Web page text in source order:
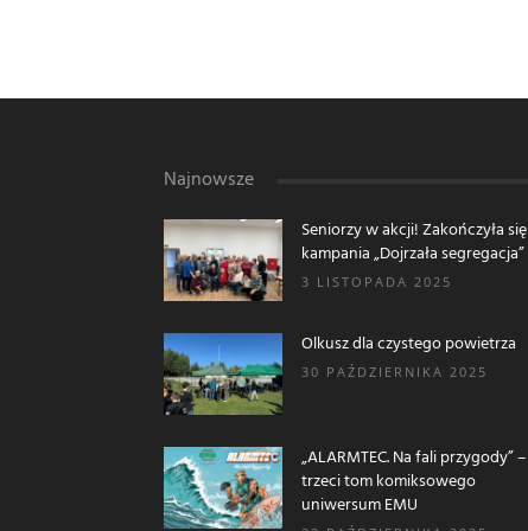
Najnowsze
Seniorzy w akcji! Zakończyła się
kampania „Dojrzała segregacja”
3 LISTOPADA 2025
Olkusz dla czystego powietrza
30 PAŹDZIERNIKA 2025
„ALARMTEC. Na fali przygody” –
trzeci tom komiksowego
uniwersum EMU